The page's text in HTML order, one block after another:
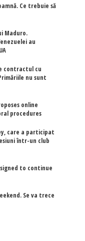
Ce trebuie să
Maduro.
au
contractul cu
nu sunt
online
procedures
care a participat
într-un club
to continue
Se va trece